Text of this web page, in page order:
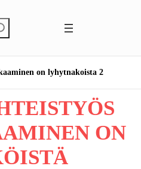
on lyhytnakoista 2
ON